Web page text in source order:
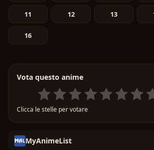
11 12 13
16
Vota questo anime
Clicca le stelle per votare
MyAnimeList